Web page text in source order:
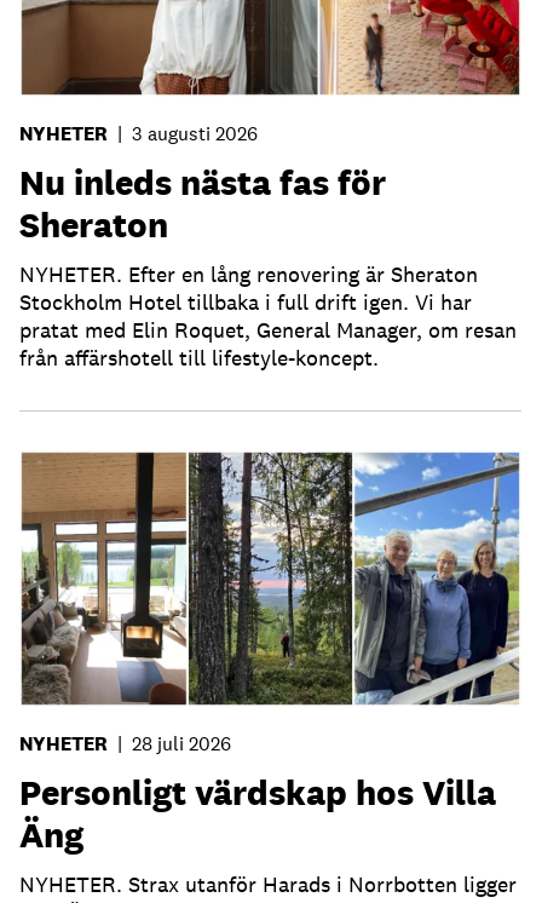
NYHETER | 3 augusti 2026
Nu inleds nästa fas för
Sheraton
NYHETER. Efter en lång renovering är Sheraton
Stockholm Hotel tillbaka i full drift igen. Vi har
pratat med Elin Roquet, General Manager, om resan
från affärshotell till lifestyle-koncept.
NYHETER | 28 juli 2026
Personligt värdskap hos Villa
Äng
NYHETER. Strax utanför Harads i Norrbotten ligger